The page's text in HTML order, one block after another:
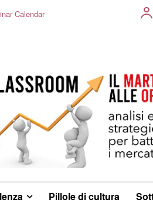
Calendar
Pillole di cultura